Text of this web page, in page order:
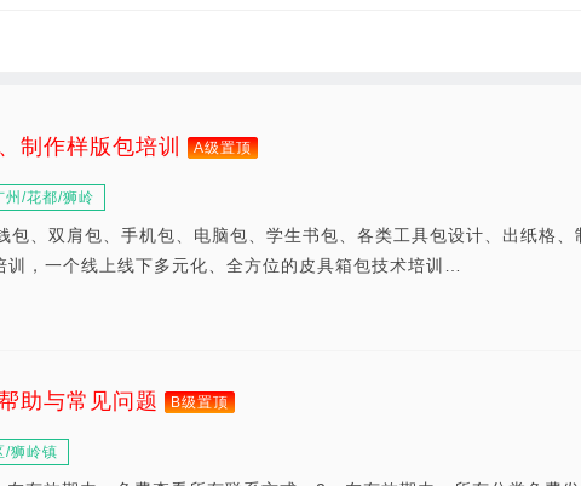
制作样版包培训 A级置顶
州/花都/狮岭
包、双肩包、手机包、电脑包、学生书包、各类工具包设计、出纸格、
，一个线上线下多元化、全方位的皮具箱包技术培训…
助与常见问题 B级置顶
/狮岭镇